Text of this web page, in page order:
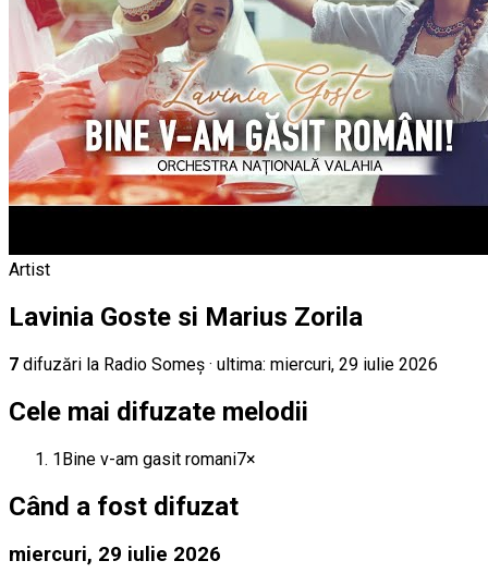
Artist
Lavinia Goste si Marius Zorila
7 difuzări la Radio Someș · ultima: miercuri, 29 iulie 2026
Cele mai difuzate melodii
1Bine v-am gasit romani7×
Când a fost difuzat
miercuri, 29 iulie 2026